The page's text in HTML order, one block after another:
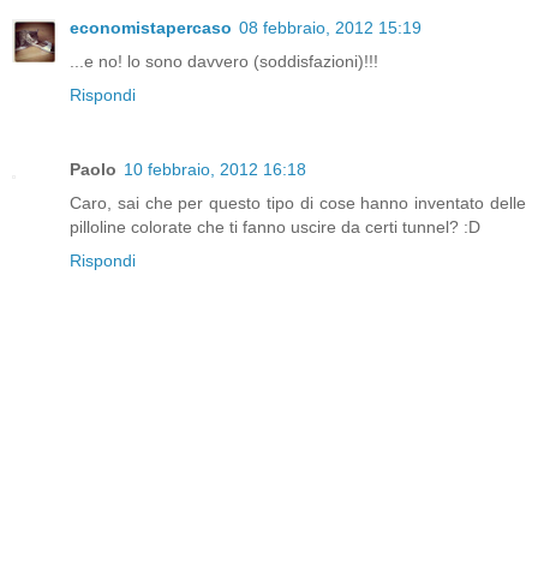
economistapercaso 08 febbraio, 2012 15:19
...e no! lo sono davvero (soddisfazioni)!!!
Rispondi
Paolo 10 febbraio, 2012 16:18
Caro, sai che per questo tipo di cose hanno inventato delle
pilloline colorate che ti fanno uscire da certi tunnel? :D
Rispondi